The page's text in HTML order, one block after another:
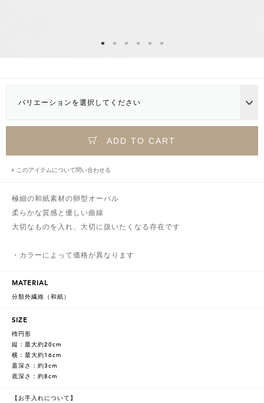
バリエーションを選択してください
ADD TO CART
このアイテムについて問い合わせる
極細の和紙素材の卵型オーバル
柔らかな質感と優しい曲線
大切なものを入れ、大切に扱いたくなる存在です
・カラーによって価格が異なります
MATERIAL
分類外繊維（和紙）
SIZE
楕円形
縦：最大約20cm
横：最大約16cm
蓋深さ：約3cm
底深さ：約8cm
【お手入れについて】